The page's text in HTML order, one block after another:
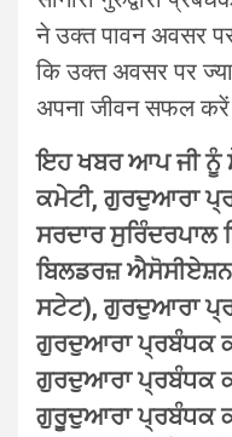
ने उक्त पावन अवसर
कि उक्त अवसर पर
अपना जीवन सफल
ਇਹ ਖਬਰ ਆਪ ਜੀ ਨੂੰ
ਕਮੇਟੀ, ਗੁਰਦੁਆਰਾ
ਸਰਦਾਰ ਸੁਰਿੰਦਰਪਾਲ
ਬਿਲਡਰਜ਼
ਸਟੇਟ), ਗੁਰਦੁਆਰਾ
ਗੁਰਦੁਆਰਾ ਪ੍ਰਬੰਧਕ
ਗੁਰਦੁਆਰਾ ਪ੍ਰਬੰਧਕ
ਗੁਰੂਦੁਆਰਾ ਪ੍ਰਬੰਧਕ